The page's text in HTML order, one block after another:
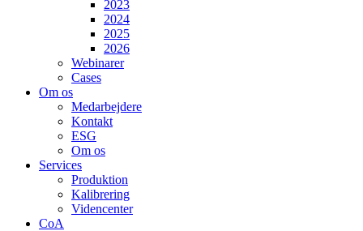
2023
2024
2025
2026
Webinarer
Cases
Om os
Medarbejdere
Kontakt
ESG
Om os
Services
Produktion
Kalibrering
Videncenter
CoA